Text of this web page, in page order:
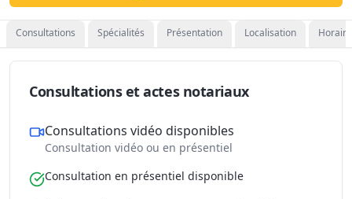
Consultations Spécialités Présentation Localisation
Consultations et actes notariaux
Consultations vidéo disponibles
Consultation vidéo ou en présentiel
Consultation en présentiel disponible